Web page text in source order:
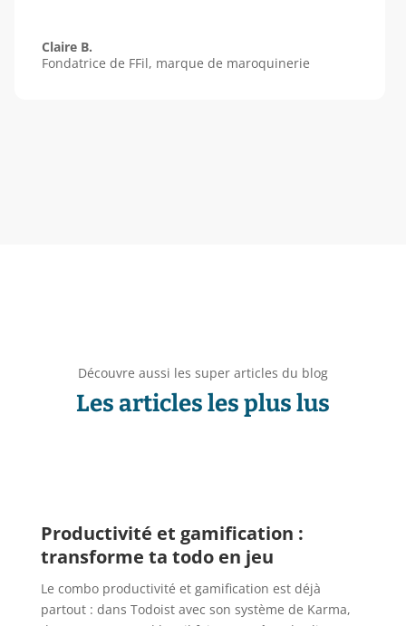
Claire B.
Fondatrice de FFil, marque de maroquinerie
Découvre aussi les super articles du blog
Les articles les plus lus
Productivité et gamification :
transforme ta todo en jeu
Le combo productivité et gamification est déjà
partout : dans Todoist avec son système de Karma,